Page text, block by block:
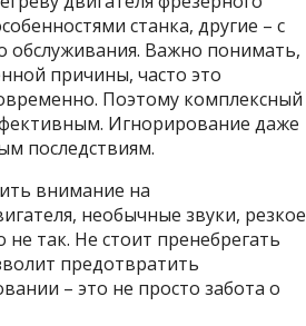
станка, другие – с
обслуживания. Важно понимать,
причины, часто это
Поэтому комплексный
Игнорирование даже
последствиям.
внимание на
необычные звуки, резкое
так. Не стоит пренебрегать
предотвратить
– это не просто забота о